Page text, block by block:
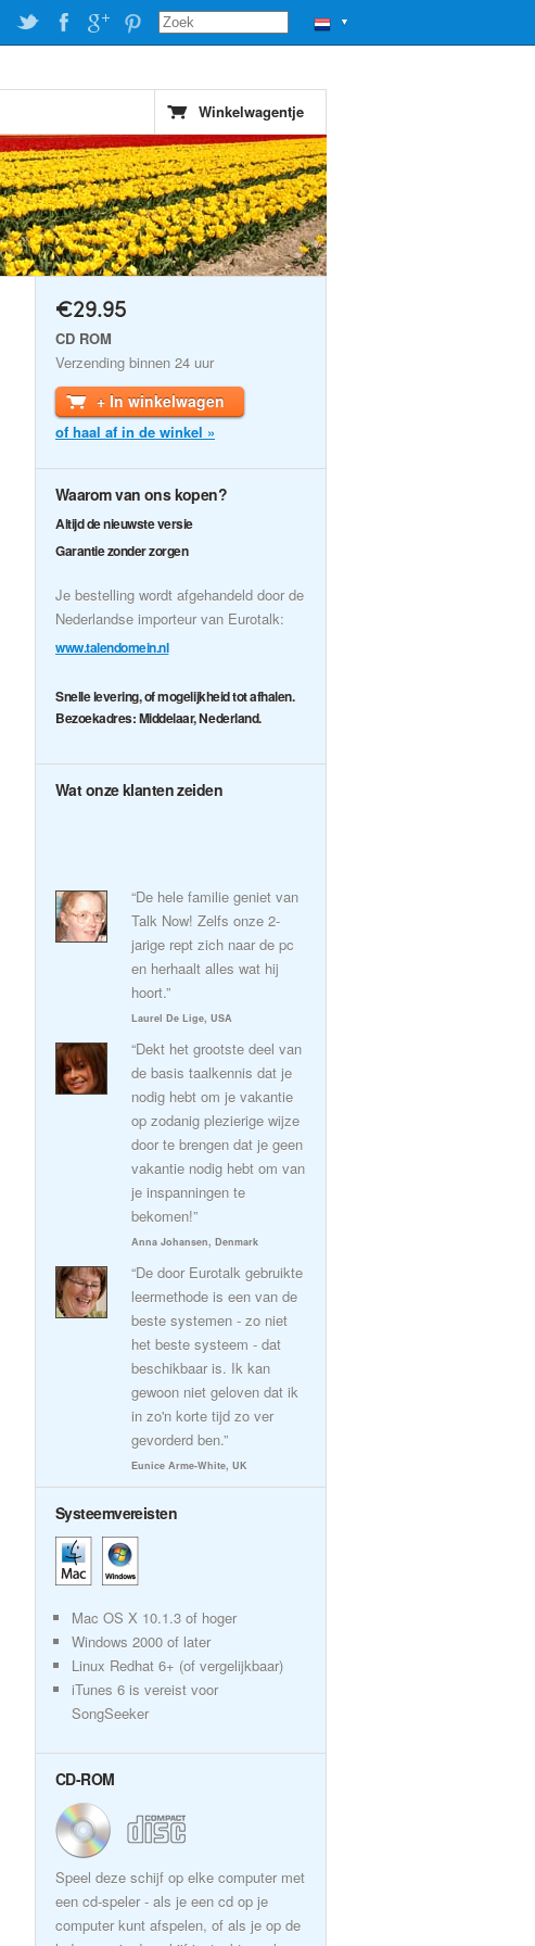
▼
Winkelwagentje
€29.95
CD ROM
Verzending binnen 24 uur
+ In winkelwagen
of haal af in de winkel »
Waarom van ons kopen?
Altijd de nieuwste versie
Garantie zonder zorgen
Je bestelling wordt afgehandeld door de
Nederlandse importeur van Eurotalk:
www.talendomein.nl
Snelle levering, of mogelijkheid tot afhalen.
Bezoekadres: Middelaar, Nederland.
Wat onze klanten zeiden
“De hele familie geniet van
Talk Now! Zelfs onze 2-
jarige rept zich naar de pc
en herhaalt alles wat hij
hoort.”
Laurel De Lige, USA
“Dekt het grootste deel van
de basis taalkennis dat je
nodig hebt om je vakantie
op zodanig plezierige wijze
door te brengen dat je geen
vakantie nodig hebt om van
je inspanningen te
bekomen!”
Anna Johansen, Denmark
“De door Eurotalk gebruikte
leermethode is een van de
beste systemen - zo niet
het beste systeem - dat
beschikbaar is. Ik kan
gewoon niet geloven dat ik
in zo'n korte tijd zo ver
gevorderd ben.”
Eunice Arme-White, UK
Systeemvereisten
Mac OS X 10.1.3 of hoger
Windows 2000 of later
Linux Redhat 6+ (of vergelijkbaar)
iTunes 6 is vereist voor
SongSeeker
CD-ROM
Speel deze schijf op elke computer met
een cd-speler - als je een cd op je
computer kunt afspelen, of als je op de